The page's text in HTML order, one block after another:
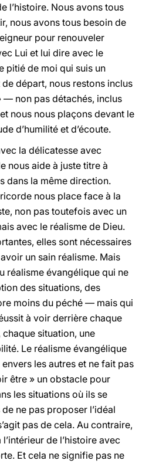
l’histoire. Nous avons tous
nous avons tous besoin de
pour renouveler
Lui et lui dire avec le
pitié de moi qui suis un
départ, nous restons inclus
— non pas détachés, inclus
nous nous plaçons devant le
d’humilité et d’écoute.
la délicatesse avec
nous aide à juste titre à
dans la même direction.
nous place face à la
non pas toutefois avec un
avec le réalisme de Dieu.
elles sont nécessaires
un sain réalisme. Mais
réalisme évangélique qui ne
des situations, des
moins du péché — mais qui
à voir derrière chaque
situation, une
Le réalisme évangélique
envers les autres et ne fait pas
être » un obstacle pour
les situations où ils se
ne pas proposer l’idéal
pas de cela. Au contraire,
de l’histoire avec
Et cela ne signifie pas ne